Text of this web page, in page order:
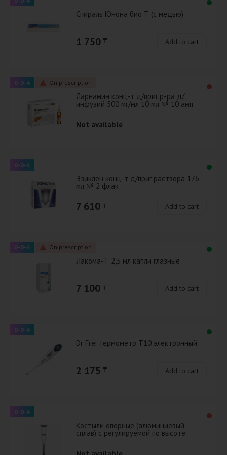
Спираль Юнона био Т (с медью)
1 750 ₸ Add to cart
0-0-4 On prescription
Ларнамин конц-т д/приг.р-ра д/
инфузий 500 мг/мл 10 мл № 10 амп
Not available
0-0-4
Эзиклен конц-т д/приг.раствора 176
мл № 2 флак
7 610 ₸ Add to cart
0-0-4 On prescription
Лакома-Т 2,5 мл капли глазные
7 100 ₸ Add to cart
0-0-4
Dr Frei термометр Т10 электронный
2 175 ₸ Add to cart
0-0-4
Костыли опорные (алюминиевый
сплав) с регулируемой по высоте